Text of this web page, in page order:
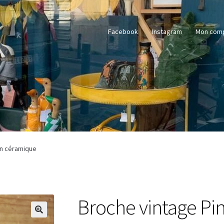
Facebook Instagram Mon
céramique
Broche vintage